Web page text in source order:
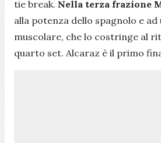
tie break. Nella terza frazione
alla potenza dello spagnolo e ad
muscolare, che lo costringe al
quarto set. Alcaraz è il primo